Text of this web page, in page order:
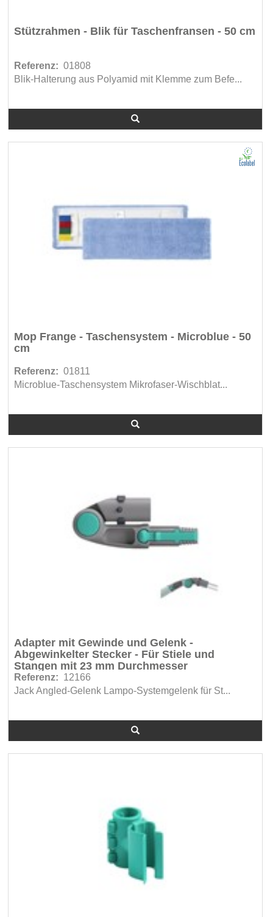
Stützrahmen - Blik für Taschenfransen - 50 cm
Referenz: 01808
Blik-Halterung aus Polyamid mit Klemme zum Befe...
Mop Frange - Taschensystem - Microblue - 50
cm
Referenz: 01811
Microblue-Taschensystem Mikrofaser-Wischblat...
Adapter mit Gewinde und Gelenk -
Abgewinkelter Stecker - Für Stiele und
Stangen mit 23 mm Durchmesser
Referenz: 12166
Jack Angled-Gelenk Lampo-Systemgelenk für St...